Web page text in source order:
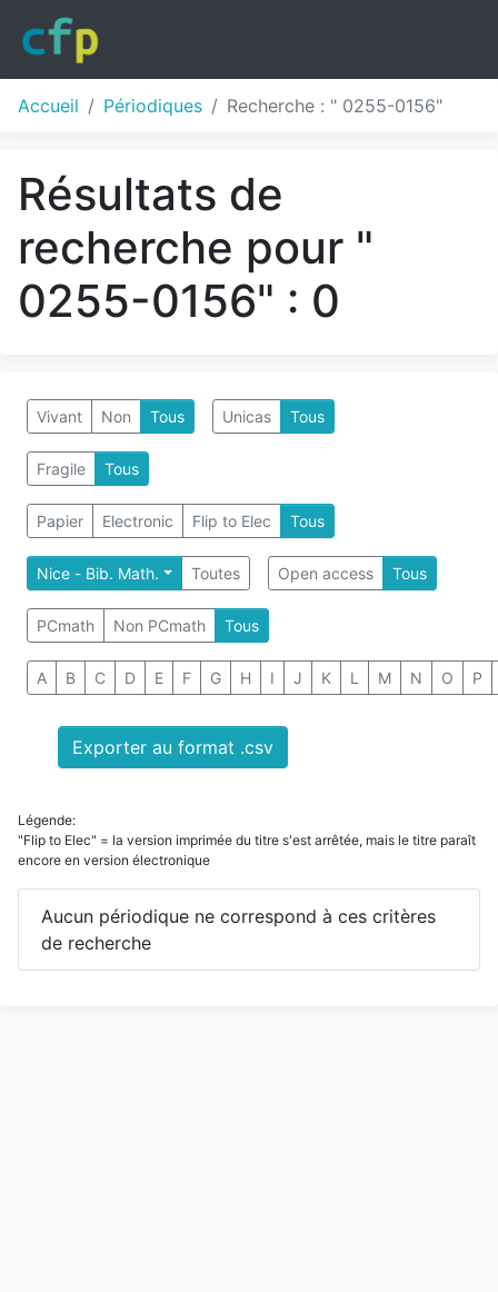
Accueil Périodiques Recherche : " 0255-0156"
Résultats de
recherche pour "
0255-0156" : 0
Vivant Non Tous Unicas Tous
Fragile Tous
Papier Electronic Flip to Elec Tous
Nice - Bib. Math. Toutes Open access Tous
PCmath Non PCmath Tous
A B C D E F G H I J K L M N O P
Exporter au format .csv
Légende:
"Flip to Elec" = la version imprimée du titre s'est arrêtée, mais le titre paraît
encore en version électronique
Aucun périodique ne correspond à ces critères
de recherche